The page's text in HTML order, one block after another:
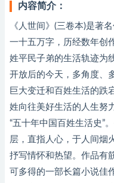
内容简介：
《人世间》(三卷本)是著
一十五万字，历经数年创
姓平民子弟的生活轨迹为
开放后的今天，多角度、
巨大变迁和百姓生活的跌
姓向往美好生活的人生努
“五十年中国百姓生活史”
层，直指人心，于人间烟
抒写情怀和热望。作品有
可多得的一部长篇小说佳